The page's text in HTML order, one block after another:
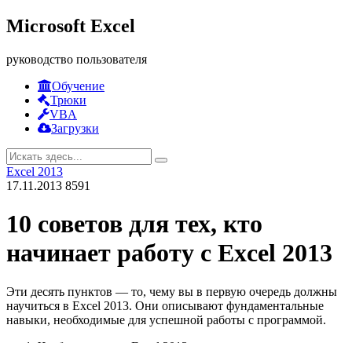
Microsoft Excel
руководство пользователя
Обучение
Трюки
VBA
Загрузки
Excel 2013
17.11.2013 8591
10 советов для тех, кто
начинает работу с Excel 2013
Эти десять пунктов — то, чему вы в первую очередь должны
научиться в Excel 2013. Они описывают фундаментальные
навыки, необходимые для успешной работы с программой.